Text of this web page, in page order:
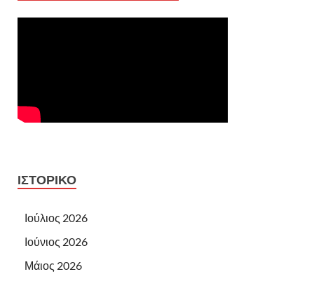
ΙΣΤΟΡΙΚΌ
Ιούλιος 2026
Ιούνιος 2026
Μάιος 2026